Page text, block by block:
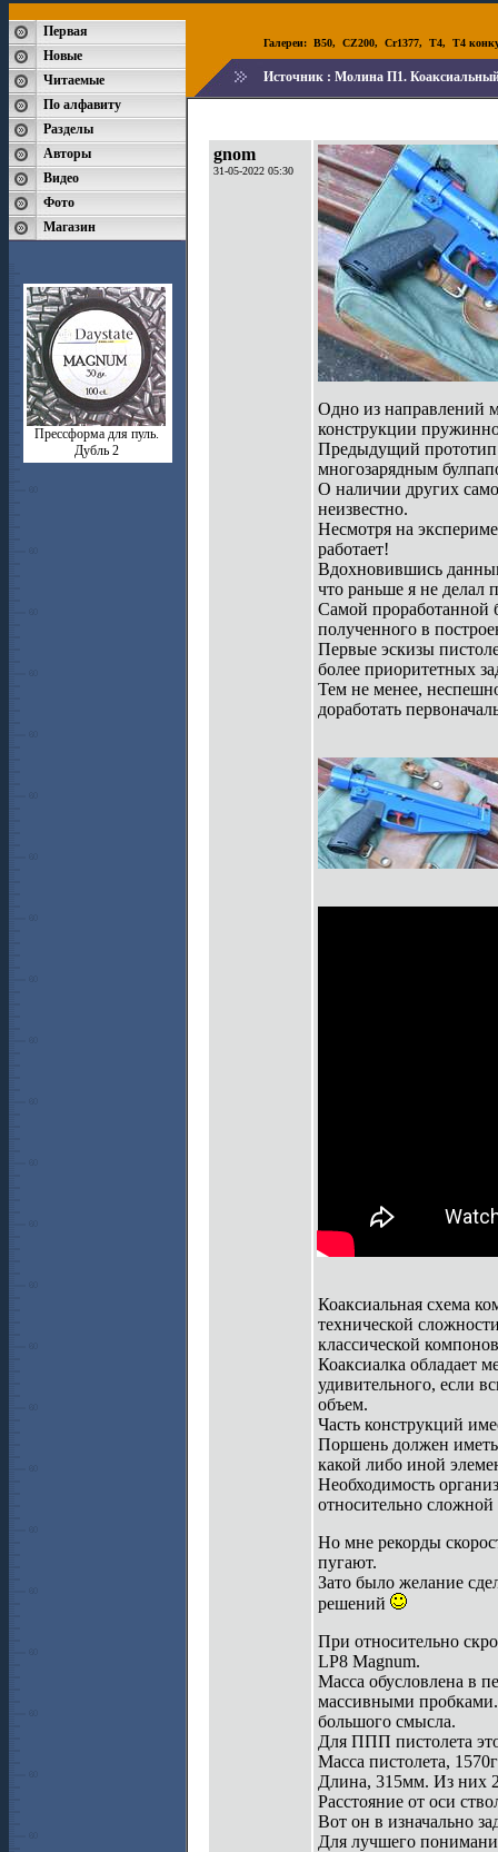
Первая
Новые
Читаемые
По алфавиту
Разделы
Авторы
Видео
Фото
Магазин
Прессформа для пуль.
Дубль 2
Галереи: B50, CZ200, Cr1377, T4, T4
Источник : Молина П1.
gnom
31-05-2022 05:30
Одно из направлений
конструкции
Предыдущий
многозарядным
О наличии других
неизвестно.
Несмотря на
работает!
Вдохновившись
что раньше я не делал
Самой проработанной
полученного в
Первые эскизы
более приоритетных
Тем не менее,
доработать
Коаксиальная схема
технической
классической
Коаксиалка обладает
удивительного, если
объем.
Часть конструкций
Поршень должен
какой либо иной
Необходимость
относительно
Но мне рекорды
пугают.
Зато было желание
решений
При относительно
LP8 Magnum.
Масса обусловлена в
массивными
большого смысла.
Для ППП пистолета
Масса пистолета,
Длина, 315мм. Из них
Расстояние от оси
Вот он в изначально
Для лучшего